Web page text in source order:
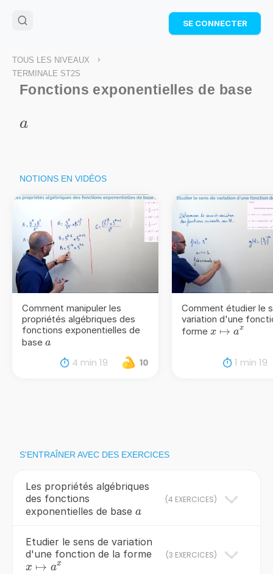
🌴Cahier de vacances offert
: révise les maths cet
Télécharge ton PDF gratuit et progresse avec des
SE CONNECTER
TOUS LES NIVEAUX >
TERMINALE ST2S
Fonctions exponentielles de base
a
a
NOTIONS EN VIDÉOS
Comment manipuler les
propriétés algébriques des
fonctions exponentielles de
base a
a
4 min 19 10
Comment étudier le
variation d'une
forme x\mapsto
x ↦ ax
1 min 19
S'ENTRAÎNER AVEC DES EXERCICES
Les propriétés algébriques
des fonctions
exponentielles de base a
a
(4 EXERCICES)
Etudier le sens de variation
d'une fonction de la forme
x\mapsto
x ↦ ax
(3 EXERCICES)